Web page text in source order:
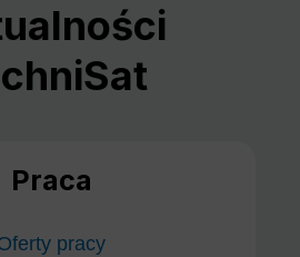
Praca
pracy